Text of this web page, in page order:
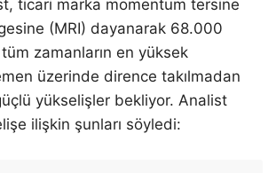
ticari marka momentum tersine
(MRI) dayanarak 68.000
zamanların en yüksek
üzerinde dirence takılmadan
yükselişler bekliyor. Analist
ilişkin şunları söyledi: